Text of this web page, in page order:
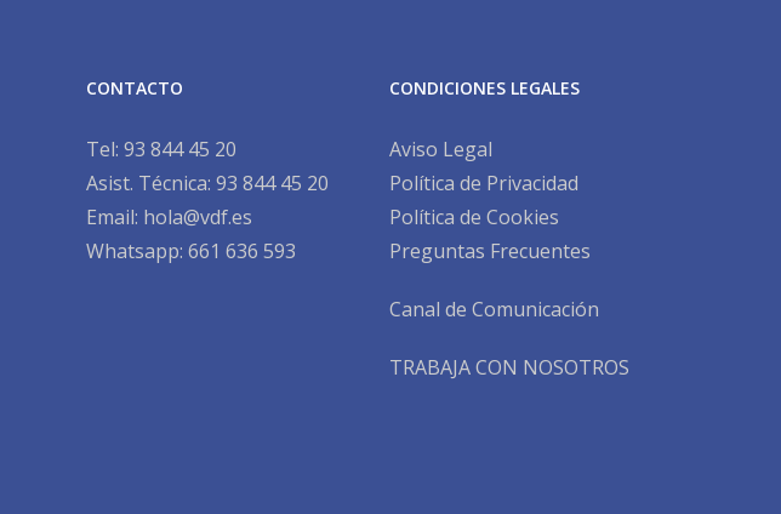
CONTACTO
Tel: 93 844 45 20
Asist. Técnica: 93 844 45 20
Email: hola@vdf.es
Whatsapp: 661 636 593
CONDICIONES LEGALES
Aviso Legal
Política de Privacidad
Política de Cookies
Preguntas Frecuentes
Canal de Comunicación
TRABAJA CON NOSOTROS